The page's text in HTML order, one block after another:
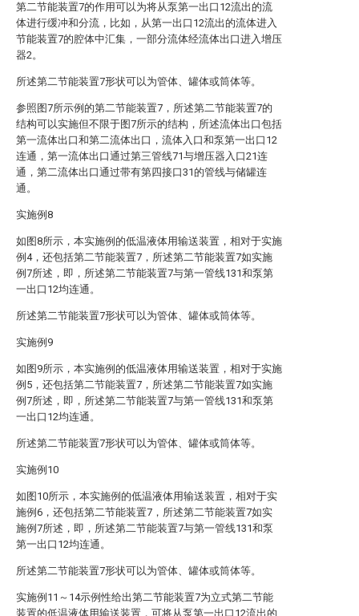
第二节能装置7的作用可以为将从泵第一出口12流出的流
体进行缓冲和分流，比如，从第一出口12流出的流体进入
节能装置7的腔体中汇集，一部分流体经流体出口进入增压
器2。
所述第二节能装置7形状可以为管体、罐体或筒体等。
参照图7所示例的第二节能装置7，所述第二节能装置7的
结构可以实施但不限于图7所示的结构，所述流体出口包括
第一流体出口和第二流体出口，流体入口和泵第一出口12
连通，第一流体出口通过第三管线71与增压器入口21连
通，第二流体出口通过带有第四接口31的管线与储罐连
通。
实施例8
如图8所示，本实施例的低温液体用输送装置，相对于实施
例4，还包括第二节能装置7，所述第二节能装置7如实施
例7所述，即，所述第二节能装置7与第一管线131和泵第
一出口12均连通。
所述第二节能装置7形状可以为管体、罐体或筒体等。
实施例9
如图9所示，本实施例的低温液体用输送装置，相对于实施
例5，还包括第二节能装置7，所述第二节能装置7如实施
例7所述，即，所述第二节能装置7与第一管线131和泵第
一出口12均连通。
所述第二节能装置7形状可以为管体、罐体或筒体等。
实施例10
如图10所示，本实施例的低温液体用输送装置，相对于实
施例6，还包括第二节能装置7，所述第二节能装置7如实
施例7所述，即，所述第二节能装置7与第一管线131和泵
第一出口12均连通。
所述第二节能装置7形状可以为管体、罐体或筒体等。
实施例11～14示例性给出第二节能装置7为立式第二节能
装置的低温液体用输送装置，可将从泵第一出口12流出的